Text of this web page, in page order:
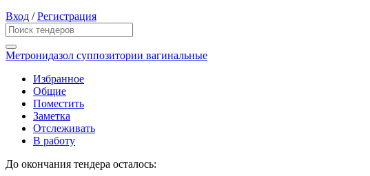
Вход /Регистрация
Метронидазол суппозитории вагинальные
Избранное
Общие
Поместить
Заметка
Отслеживать
В работу
До окончания тендера осталось: